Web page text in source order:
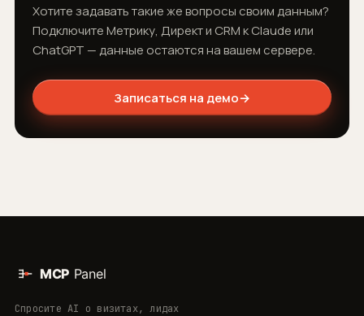
Хотите задавать такие же вопросы своим данным?
Подключите Метрику, Директ и CRM к Claude или
ChatGPT — данные остаются на вашем сервере.
Записаться на демо→
Спросите AI о визитах, лидах